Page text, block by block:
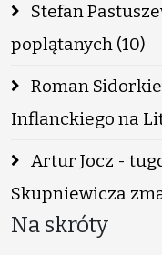
Stefan
poplątanych (10)
Roman
Inflanckiego na
Artur Jocz -
Skupniewicza
Na skróty